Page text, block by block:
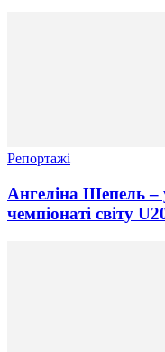
Репортажі
Ангеліна Шепель –
чемпіонаті світу